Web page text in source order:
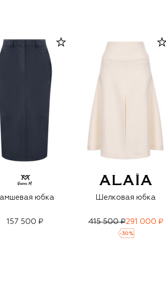
юбка
157 500 ₽
Шелковая юбка
415 500 ₽291 000 ₽
-30 %